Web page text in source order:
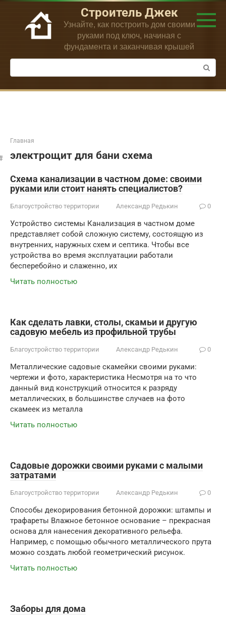
Перейти
контенту
Строитель Джек
Узнайте, как построить дом своими
руками под ключ, начиная с
фундамента и заканчивая крышей
Поиск:
Главная
электрощит для бани схема
Схема канализации в частном доме: своими
руками или стоит нанять специалистов?
Благоустройство территории Александр Редькин 0
Устройство системы Канализация в частном доме
представляет собой сложную систему, состоящую из
внутренних, наружных схем и септика. Чтобы все
устройства во время эксплуатации работали
бесперебойно и слаженно, их
Читать полностью
Как сделать лавки, столы, скамьи и другую
садовую мебель из профильной трубы
Благоустройство территории Александр Редькин 0
Металлические садовые скамейки своими руками:
чертежи и фото, характеристика Несмотря на то что
данный вид конструкций относится к разряду
металлических, в большинстве случаев на фото
скамеек из металла
Читать полностью
Садовые дорожки своими руками с малыми
затратами
Благоустройство территории Александр Редькин 0
Способы декорирования бетонной дорожки: штампы и
трафареты Влажное бетонное основание – прекрасная
основа для нанесения декоративного рельефа.
Например, с помощью обычного металлического прута
можно создать любой геометрический рисунок.
Читать полностью
Заборы для дома